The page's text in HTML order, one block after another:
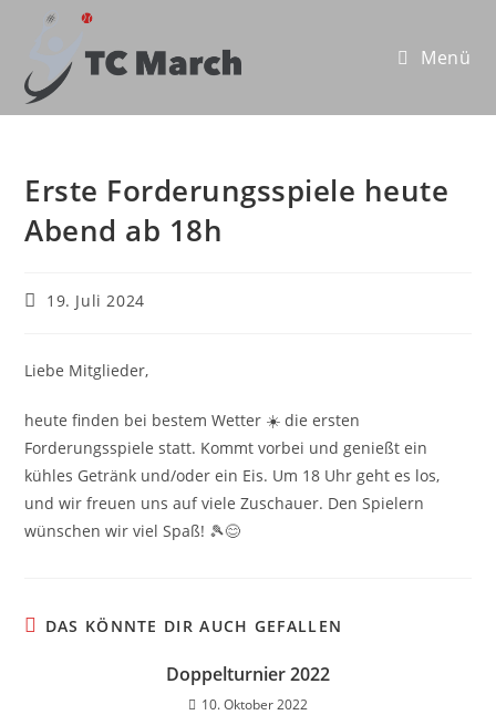
springen
Menü
Erste Forderungsspiele heute
Abend ab 18h
Beitrag
19. Juli 2024
Liebe Mitglieder,
heute finden bei bestem Wetter ☀️ die ersten
Forderungsspiele statt. Kommt vorbei und genießt ein
kühles Getränk und/oder ein Eis. Um 18 Uhr geht es los,
und wir freuen uns auf viele Zuschauer. Den Spielern
wünschen wir viel Spaß! 🎾😊
DAS KÖNNTE DIR AUCH GEFALLEN
Doppelturnier 2022
10. Oktober 2022